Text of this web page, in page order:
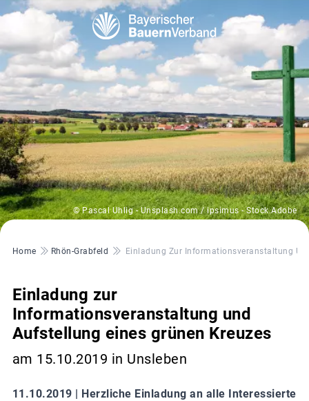
© Pascal Uhlig - Unsplash.com / ipsimus - Stock.Adobe
Pfadnavigation
Home Rhön-Grabfeld Einladung Zur Informationsveranstaltung
Einladung zur
Informationsveranstaltung und
Aufstellung eines grünen Kreuzes
am 15.10.2019 in Unsleben
11.10.2019 | Herzliche Einladung an alle Interessierte